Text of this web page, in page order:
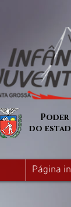
do
Página